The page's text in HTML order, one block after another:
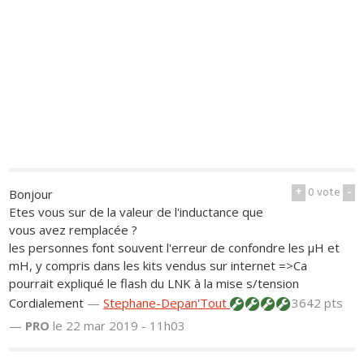
+ 0vote -
Bonjour
Etes vous sur de la valeur de l'inductance que
vous avez remplacée ?
les personnes font souvent l'erreur de confondre les µH et
mH, y compris dans les kits vendus sur internet =>Ca
pourrait expliqué le flash du LNK à la mise s/tension
Cordialement —Stephane-Depan'Tout
3642 pts
— PRO le 22 mar 2019 - 11h03